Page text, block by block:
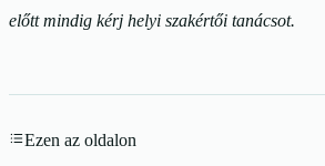
előtt mindig kérj helyi szakértői tanácsot.
Ezen az oldalon